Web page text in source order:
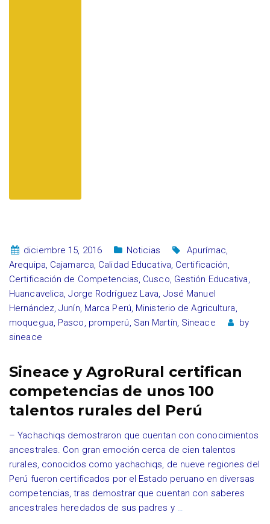
diciembre 15, 2016 Noticias Apurímac,
Arequipa, Cajamarca, Calidad Educativa, Certificación,
Certificación de Competencias, Cusco, Gestión Educativa,
Huancavelica,Jorge Rodríguez Lava, José Manuel
Hernández,Junín, Marca Perú, Ministerio de Agricultura,
moquegua, Pasco, promperú, San Martín, Sineace
by
sineace
Sineace y AgroRural certifican
competencias de unos 100
talentos rurales del Perú
– Yachachiqs demostraron que cuentan con conocimientos
ancestrales. Con gran emoción cerca de cien talentos
rurales, conocidos como yachachiqs, de nueve regiones del
Perú fueron certificados por el Estado peruano en diversas
competencias, tras demostrar que cuentan con saberes
ancestrales heredados de sus padres y …